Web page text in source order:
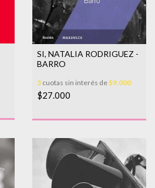
SI, NATALIA RODRIGUEZ -
BARRO
3 cuotas sin interés de$9.000
$27.000